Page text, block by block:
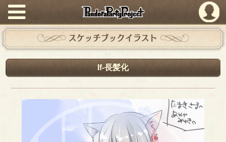
PandoraPartyProject
スケッチブックイラスト
If-長髪化